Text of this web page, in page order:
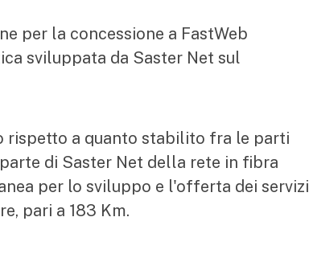
per la concessione a FastWeb
sviluppata da Saster Net sul
rispetto a quanto stabilito fra le parti
di Saster Net della rete in fibra
per lo sviluppo e l'offerta dei servizi
pari a 183 Km.